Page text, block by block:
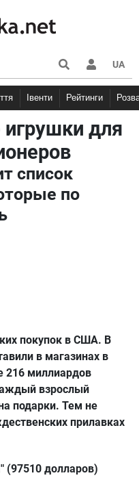
UA
Івенти Рейтинги
для
список
по
покупок в США. В
в магазинах в
216 миллиардов
взрослый
подарки. Тем не
прилавках
(97510 долларов)